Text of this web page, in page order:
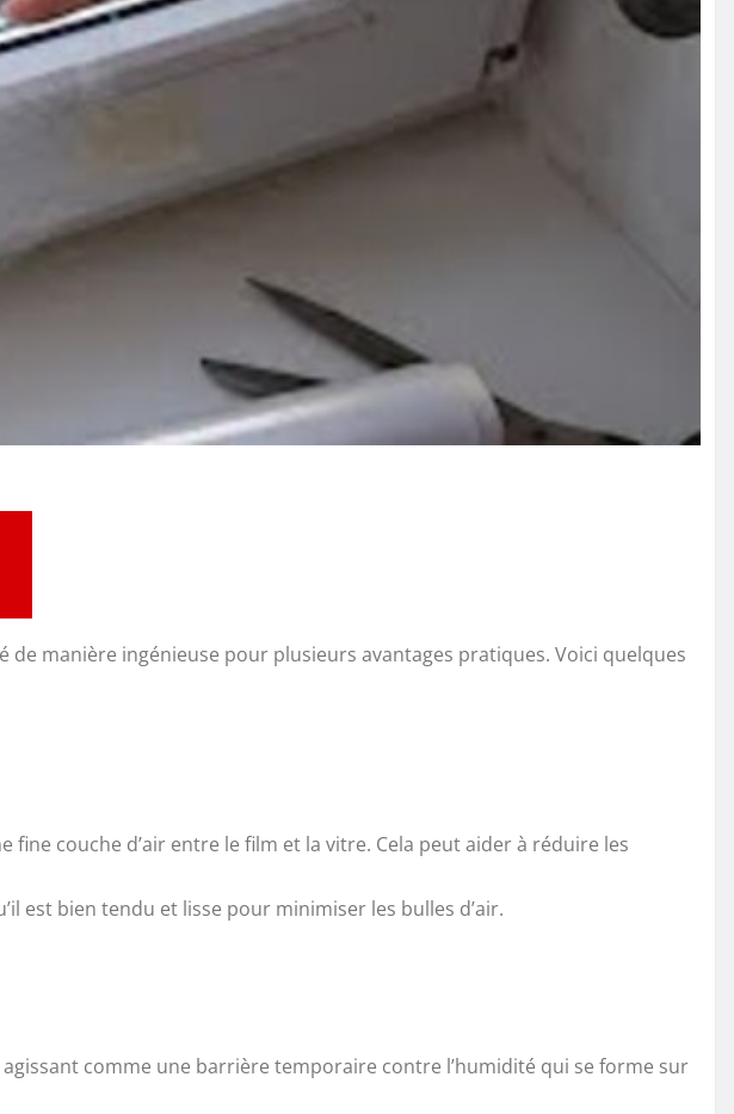
manière ingénieuse pour plusieurs avantages pratiques. Voici quelques
couche d’air entre le film et la vitre. Cela peut aider à réduire les
est bien tendu et lisse pour minimiser les bulles d’air.
comme une barrière temporaire contre l’humidité qui se forme sur